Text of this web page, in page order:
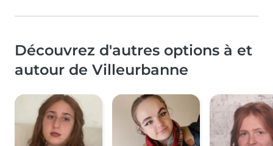
Découvrez d'autres options à et
autour de Villeurbanne